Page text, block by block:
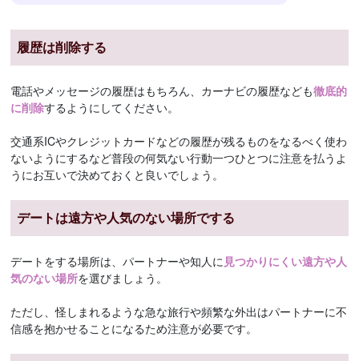
履歴は削除する
電話やメッセージの履歴はもちろん、カーナビの履歴なども徹底的
に削除するようにしてください。
交通系ICやクレジットカードなどの履歴が残るものをなるべく使わ
ないようにするなど普段の何気ない行動一つひとつに注意を払うよ
うにお互いで決めておくと良いでしょう。
デートは遠方や人気のない場所でする
デートをする場所は、パートナーや知人に 見つかりにくい遠方や人
気のない場所を選びましょう。
ただし、怪しまれるような急な旅行や頻繁な外出はパートナーに不
信感を抱かせることになるため注意が必要です。